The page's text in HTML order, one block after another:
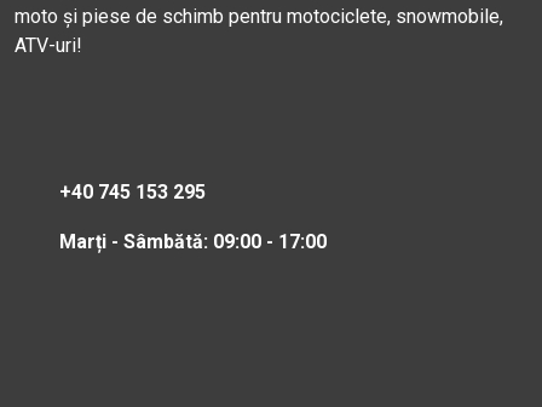
moto și piese de schimb pentru motociclete, snowmobile,
ATV-uri!
+40 745 153 295
Marți - Sâmbătă: 09:00 - 17:00